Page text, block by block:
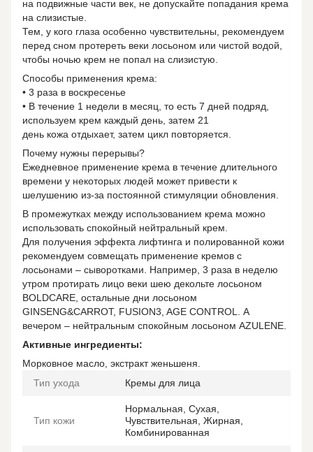
на подвижные части век, не допускайте попадания крема
на слизистые.
Тем, у кого глаза особенно чувствительны, рекомендуем
перед сном протереть веки лосьоном или чистой водой,
чтобы ночью крем не попал на слизистую.
Способы применения крема:
• 3 раза в воскресенье
• В течение 1 недели в месяц, то есть 7 дней подряд,
используем крем каждый день, затем 21
день кожа отдыхает, затем цикл повторяется.
Почему нужны перерывы?
Ежедневное применение крема в течение длительного
времени у некоторых людей может привести к
шелушению из-за постоянной стимуляции обновления.
В промежутках между использованием крема можно
использовать спокойный нейтральный крем.
Для получения эффекта лифтинга и полированной кожи
рекомендуем совмещать применение кремов с
лосьонами – сыворотками. Например, 3 раза в неделю
утром протирать лицо веки шею декольте лосьоном
BOLDCARE, остальные дни лосьоном
GINSENG&CARROT, FUSION3, AGE CONTROL. А
вечером – нейтральным спокойным лосьоном AZULENE.
Активные ингредиенты:
Морковное масло, экстракт женьшеня.
Тип ухода
Кремы для лица
Тип кожи
Нормальная, Сухая,
Чувствительная, Жирная,
Комбинированная